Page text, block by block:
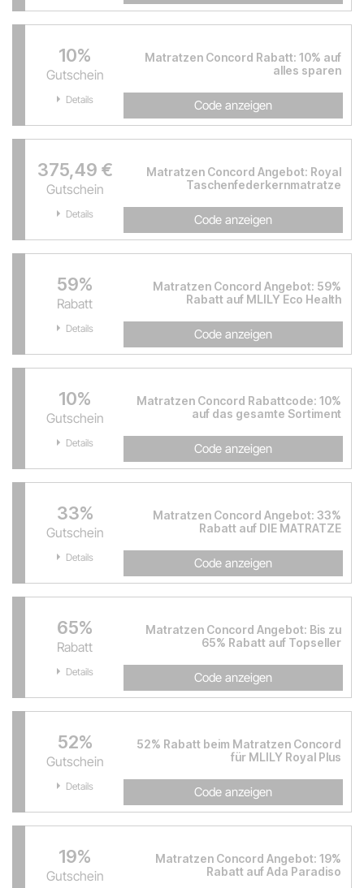
10%
Gutschein
Matratzen Concord Rabatt: 10% auf
alles sparen
Details Code anzeigen
375,49 €
Gutschein
Matratzen Concord Angebot: Royal
Taschenfederkernmatratze
Details Code anzeigen
59%
Rabatt
Matratzen Concord Angebot: 59%
Rabatt auf MLILY Eco Health
Details Code anzeigen
10%
Gutschein
Matratzen Concord Rabattcode: 10%
auf das gesamte Sortiment
Details Code anzeigen
33%
Gutschein
Matratzen Concord Angebot: 33%
Rabatt auf DIE MATRATZE
Details Code anzeigen
65%
Rabatt
Matratzen Concord Angebot: Bis zu
65% Rabatt auf Topseller
Details Code anzeigen
52%
Gutschein
52% Rabatt beim Matratzen Concord
für MLILY Royal Plus
Details Code anzeigen
19%
Gutschein
Matratzen Concord Angebot: 19%
Rabatt auf Ada Paradiso